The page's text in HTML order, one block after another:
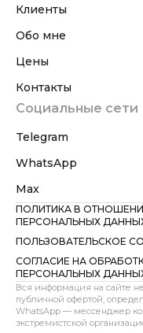
Клиенты
Обо мне
Цены
Контакты
Социальные сети
Telegram
WhatsApp
Max
ПОЛИТИКА В
ПЕРСОНАЛЬНЫХ
ПОЛЬЗОВАТЕЛЬСКОЕ
СОГЛАСИЕ НА
ПЕРСОНАЛЬНЫХ
Вся информация на сайте
публичной офертой,
WhatsApp — мессенджер
экстремистской